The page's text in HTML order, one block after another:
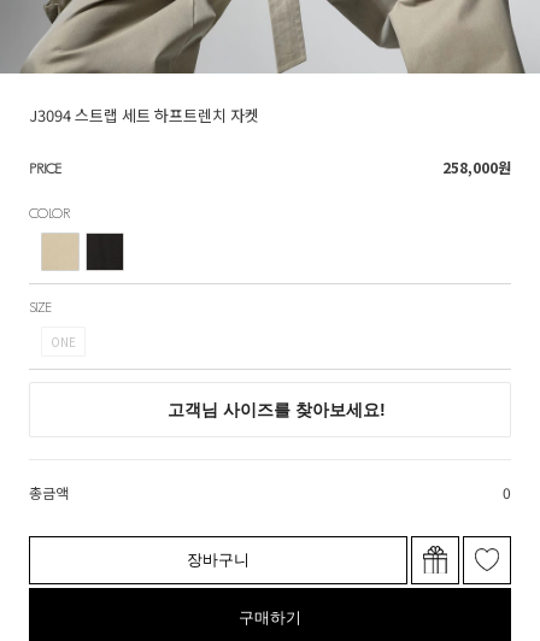
J3094 스트랩 세트 하프트렌치 자켓
PRICE 258,000원
COLOR
SIZE
ONE
총금액 0
장바구니
구매하기